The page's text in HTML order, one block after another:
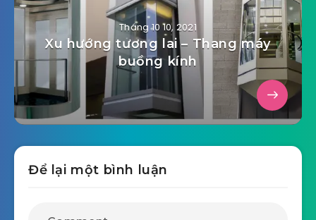
Tháng 10 10, 2021
Xu hướng tương lai – Thang máy
buồng kính
Để lại một bình luận